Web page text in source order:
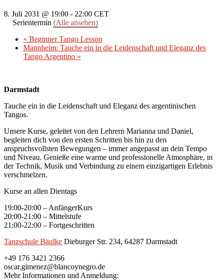
8. Juli 2031 @ 19:00 - 22:00 CET
Serientermin (Alle ansehen)
« Beginner Tango Lesson
Mannheim: Tauche ein in die Leidenschaft und Eleganz des
Tango Argentino »
Darmstadt
Tauche ein in die Leidenschaft und Eleganz des argentinischen
Tangos.
Unsere Kurse, geleitet von den Lehrern Marianna und Daniel,
begleiten dich von den ersten Schritten bis hin zu den
anspruchsvollsten Bewegungen – immer angepasst an dein Tempo
und Niveau. Genieße eine warme und professionelle Atmosphäre, in
der Technik, Musik und Verbindung zu einem einzigartigen Erlebnis
verschmelzen.
Kurse an allen Dientags
19:00-20:00 – AnfängerKurs
20:00-21:00 – Mittelstufe
21:00-22:00 – Fortgeschritten
Tanzschule Bäulke Dieburger Str. 234, 64287 Darmstadt
+49 176 3421 2366
oscar.gimenez@blancoynegro.de
Mehr Informationen und Anmeldung: